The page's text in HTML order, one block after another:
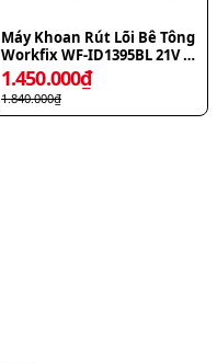
Máy Khoan Rút Lõi Bê Tông
Workfix WF-ID1395BL 21V - 3
Chức Năng Khoan, Vít, Búa
1.450.000₫
1.840.000₫